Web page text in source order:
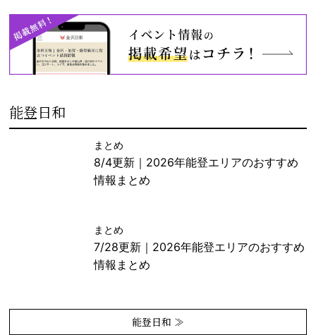
能登日和
まとめ
8/4更新｜2026年能登エリアのおすすめ
情報まとめ
まとめ
7/28更新｜2026年能登エリアのおすすめ
情報まとめ
能登日和 ≫